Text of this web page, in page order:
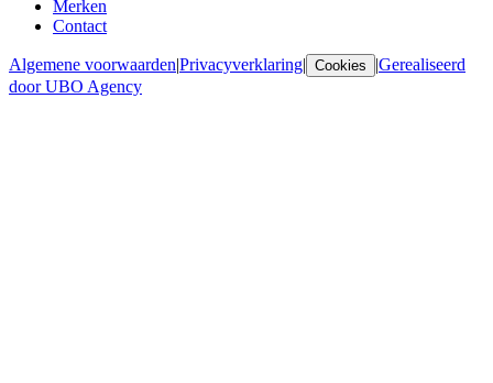
Merken
Contact
Algemene voorwaarden|Privacyverklaring| Cookies |Gerealiseerd
door UBO Agency